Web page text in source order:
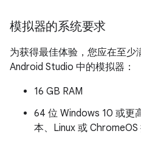
模拟器的系统要求
为获得最佳体验，您应在至
Android Studio 中的模拟器：
16 GB RAM
64 位 Windows 10 或更
本、Linux 或